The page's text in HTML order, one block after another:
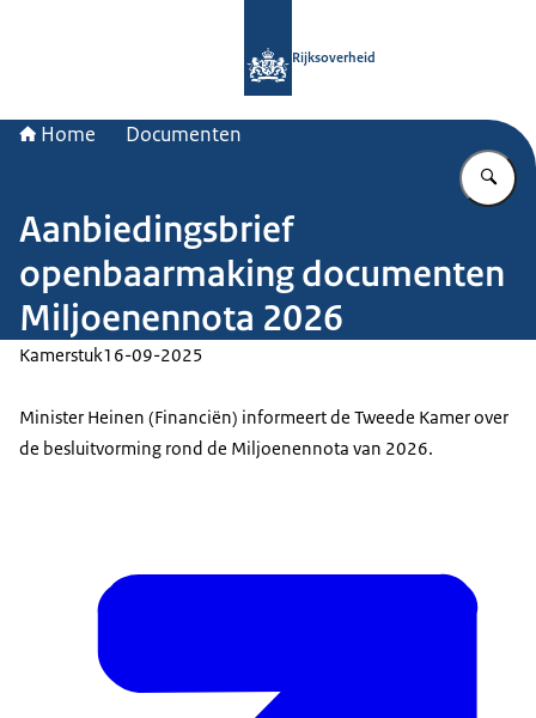
Rijksoverheid
Home Documenten
Aanbiedingsbrief
openbaarmaking documenten
Miljoenennota 2026
Kamerstuk16-09-2025
Minister Heinen (Financiën) informeert de Tweede Kamer over
de besluitvorming rond de Miljoenennota van 2026.